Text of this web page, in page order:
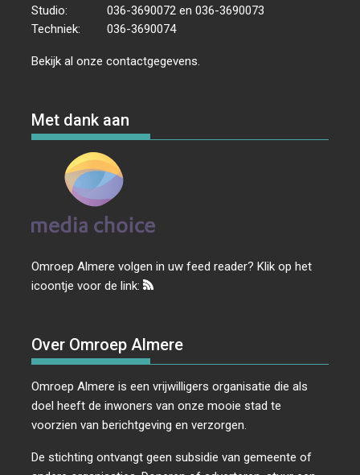
Studio:
036-3690072 en 036-3690073
Techniek:
036-3690074
Bekijk al onzecontactgegevens
Met dank aan
Omroep Almere volgen in uw feed reader? Klik op het
icoontje voor de link:
Over Omroep Almere
Omroep Almere is een vrijwilligers organisatie die als
doel heeft de inwoners van onze mooie stad te
voorzien van berichtgeving en verzorgen.
De stichting ontvangt geen subsidie van gemeente of